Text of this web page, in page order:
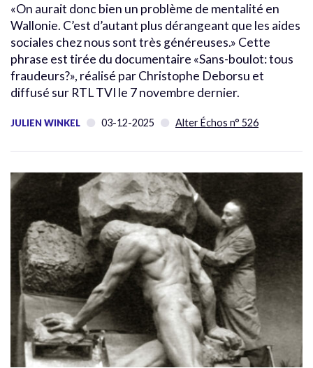
«On aurait donc bien un problème de mentalité en
Wallonie. C’est d’autant plus dérangeant que les aides
sociales chez nous sont très généreuses.» Cette
phrase est tirée du documentaire «Sans-boulot: tous
fraudeurs?», réalisé par Christophe Deborsu et
diffusé sur RTL TVI le 7 novembre dernier.
JULIEN WINKEL 03-12-2025 Alter Échos n° 526